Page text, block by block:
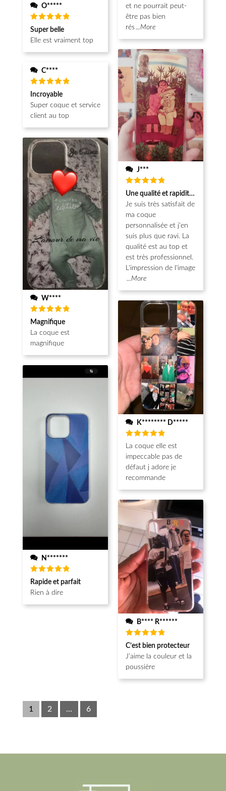
O*****
Note 5
sur 5
Super belle
Elle est vraiment top
C****
Note5
sur 5
Incroyable
Super coque et service
client au top
W****
Note5
sur 5
Magnifique
La coque est
magnifique
N*******
Note5
sur 5
Rapide et parfait
Rien à dire
et ne pourrait peut-
être pas bien
rés...More
J***
Note5
sur 5
Une qualité et rapidité au top!
Je suis très satisfait de
ma coque
personnalisée et j'en
suis plus que ravi. La
qualité est au top et
est très professionnel.
L'impression de l'image
...More
K******** D*****
Note5
sur 5
La coque elle est
impeccable pas de
défaut j adore je
recommande
B**** R******
Note5
sur 5
C’est bien protecteur
J’aime la couleur et la
poussière
1 2 ... 6